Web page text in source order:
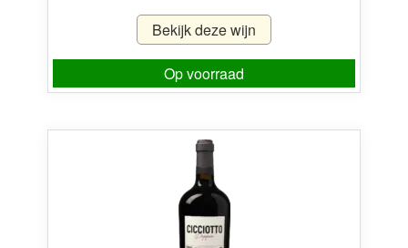
Bekijk deze wijn
Op voorraad